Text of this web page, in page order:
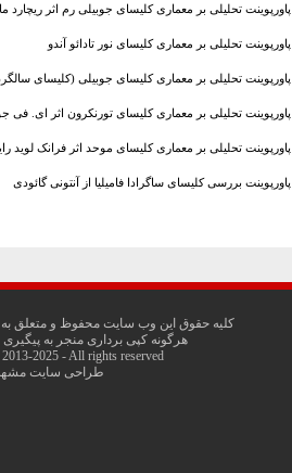
پاورپوینت تحلیلی بر معماری کلیسای جوبیلی رم اثر ریچارد
پاورپوینت تحلیلی بر معماری کلیسای نور تادائو آندو
پاورپوینت تحلیلی بر معماری کلیسای جوبیلی (کلیسای سالگرد)
پاورپوینت تحلیلی بر معماری کلیسای تورنکرون اثر ای. فی
پاورپوینت تحلیلی بر معماری کلیسای موحد اثر فرانک لوید
پاورپوینت بررسی کلیسای ساگرادا فامیلیا از آنتونی گائودی
کليه حقوق اين وب سايت محفوظ و متعلق
هرگونه کپی برداری منجر به
2025 - All rights reserved
طراحی سایت